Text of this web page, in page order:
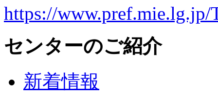
https://www.pref.mie.lg.jp/
センターのご紹介
新着情報